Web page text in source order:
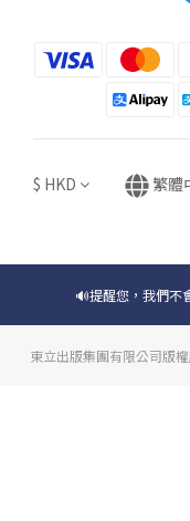
$ HKD 繁體
🔊提醒您，我們不
東立出版集團有限公司版